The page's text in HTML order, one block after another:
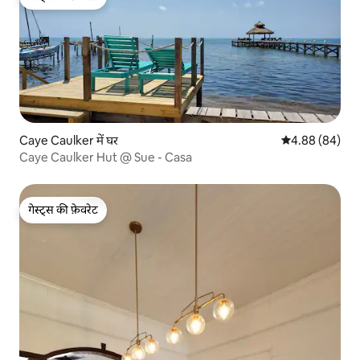
गेस्ट्स की फ़ेवरेट
Caye Caulker में घर औसत रेटिंग 5 में
4.88 (84)
Caye Caulker Hut @ Sue - Casa
गेस्ट्स की फ़ेवरेट
गेस्ट्स की फ़ेवरेट